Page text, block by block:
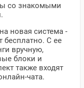
со знакомыми
новая система -
бесплатно. С ее
вручную,
блоки и
также входят
чата.